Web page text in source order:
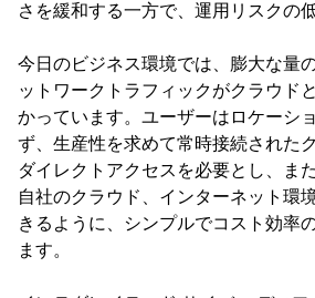
さを緩和する一方で、運用リスクの
今日のビジネス環境では、膨大な量
ットワークトラフィックがクラウド
かっています。ユーザーはロケーシ
ず、生産性を求めて常時接続された
ダイレクトアクセスを必要とし、ま
自社のクラウド、インターネット環
きるように、シンプルでコスト効率
ます。